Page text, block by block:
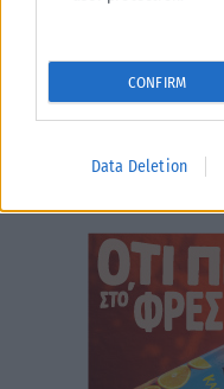
CONFIRM
Data Deletion